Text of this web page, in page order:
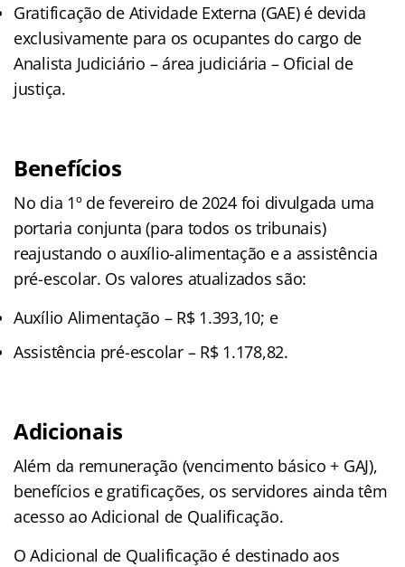
Gratificação de Atividade Externa (GAE) é devida
exclusivamente para os ocupantes do cargo de
Analista Judiciário – área judiciária – Oficial de
justiça.
Benefícios
No dia 1º de fevereiro de 2024 foi divulgada uma
portaria conjunta (para todos os tribunais)
reajustando o auxílio-alimentação e a assistência
pré-escolar. Os valores atualizados são:
Auxílio Alimentação – R$ 1.393,10; e
Assistência pré-escolar – R$ 1.178,82.
Adicionais
Além da remuneração (vencimento básico + GAJ),
benefícios e gratificações, os servidores ainda têm
acesso ao Adicional de Qualificação.
O Adicional de Qualificação é destinado aos